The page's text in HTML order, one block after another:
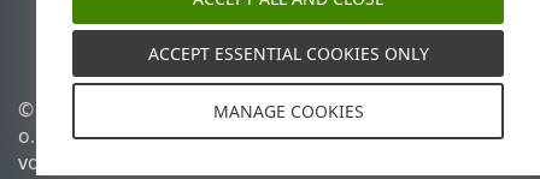
ESET Status Portal
Regionaler Support
© 1992 - 2026 ESET, spol. s r.
o. - Alle Rechte
vorbehalten.
Cookies verwalten
Cookie-Richtlinie
ACCEPT ESSENTIAL COOKIES ONLY
MANAGE COOKIES